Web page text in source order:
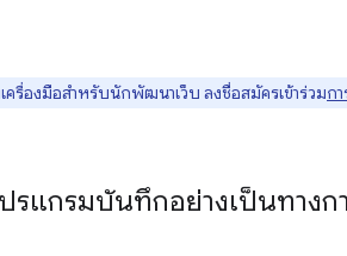
รื่องมือสำหรับนักพัฒนาเว็บ ลงชื่อสมัครเข้าร่วมก
รแกรมบันทึกอย่างเป็นทางก